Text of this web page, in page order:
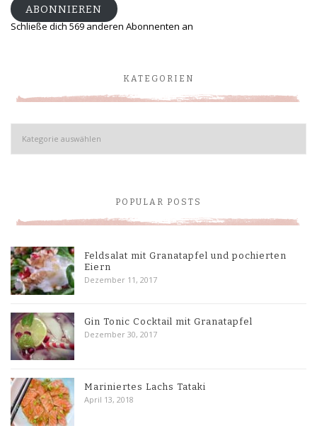
ABONNIEREN
Schließe dich 569 anderen Abonnenten an
KATEGORIEN
Kategorien
POPULAR POSTS
Feldsalat mit Granatapfel und pochierten
Eiern
Dezember 11, 2017
Gin Tonic Cocktail mit Granatapfel
Dezember 30, 2017
Mariniertes Lachs Tataki
April 13, 2018